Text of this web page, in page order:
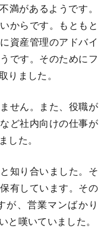
があるようです。
からです。もともと
資産管理のアドバイ
です。そのためにフ
りました。
せん。また、役職が
ど社内向けの仕事が
た。
知り合いました。そ
有しています。その
が、営業マンばかり
と嘆いていました。